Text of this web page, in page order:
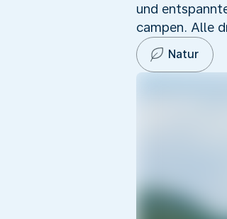
und
campen. Alle
Natur